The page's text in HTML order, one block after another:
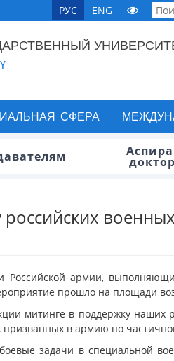
РУС ENG
СФЕРА
Российской армии,
прошло на площади
митинге в поддержку наших
в армию по
задачи в специальной